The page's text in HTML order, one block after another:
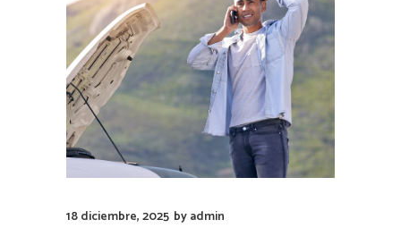
18 diciembre, 2025 byadmin